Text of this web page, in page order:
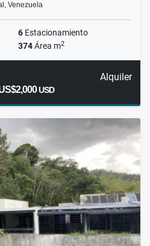
Venezuela
6 Estacionamiento
374Área m2
Alquiler
USD